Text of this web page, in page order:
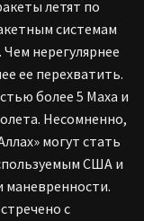
летят по
системам
нерегулярнее
ее перехватить.
более 5 Маха и
Несомненно,
могут стать
США и
маневренности.
с